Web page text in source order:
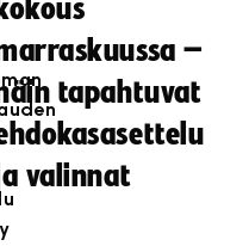
kokous
–
tapahtuvat
valinnat